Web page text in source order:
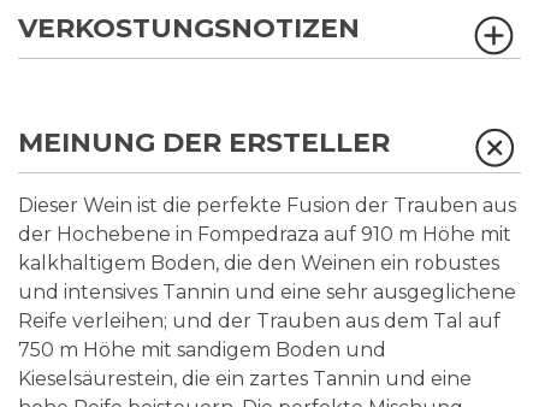
VERKOSTUNGSNOTIZEN
MEINUNG DER ERSTELLER
Dieser Wein ist die perfekte Fusion der Trauben aus
der Hochebene in Fompedraza auf 910 m Höhe mit
kalkhaltigem Boden, die den Weinen ein robustes
und intensives Tannin und eine sehr ausgeglichene
Reife verleihen; und der Trauben aus dem Tal auf
750 m Höhe mit sandigem Boden und
Kieselsäurestein, die ein zartes Tannin und eine